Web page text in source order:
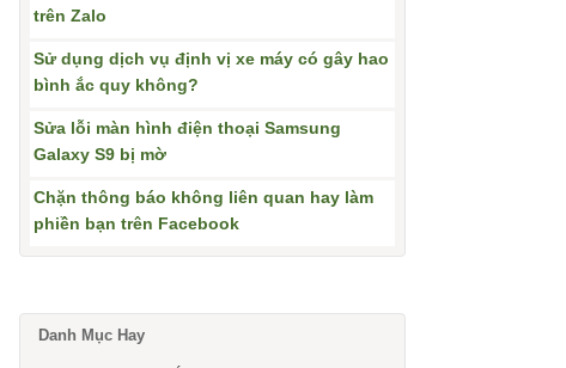
trên Zalo
Sử dụng dịch vụ định vị xe máy có gây hao
bình ắc quy không?
Sửa lỗi màn hình điện thoại Samsung
Galaxy S9 bị mờ
Chặn thông báo không liên quan hay làm
phiền bạn trên Facebook
Danh Mục Hay